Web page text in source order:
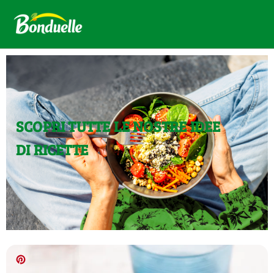
SCOPRI TUTTE LE NOSTRE IDEE
DI RICETTE